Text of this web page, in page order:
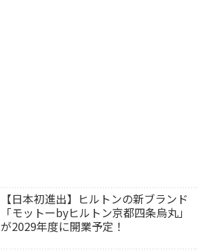
【日本初進出】ヒルトンの新ブランド
「モットーbyヒルトン京都四条烏丸」
が2029年度に開業予定！